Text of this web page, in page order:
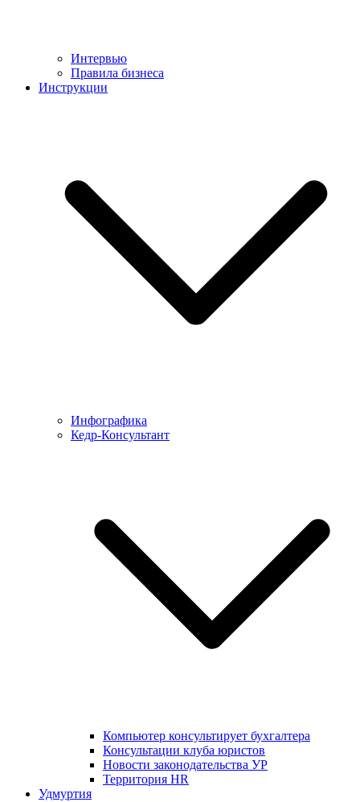
Интервью
Правила бизнеса
Инструкции
Инфографика
Кедр-Консультант
Компьютер консультирует бухгалтера
Консультации клуба юристов
Новости законодательства УР
Территория HR
Удмуртия